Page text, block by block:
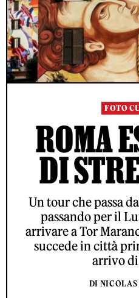
FOTO
ROMA
DI
Un tour che passa
passando per il
arrivare a Tor
succede in città
arrivo
DI